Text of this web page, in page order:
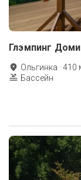
Глэмпинг
Ольгинка ·410
Бассейн